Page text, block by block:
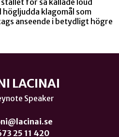
för så kallade loud
klagomål som
anseende i betydligt högre
LACINAI
Speaker
25 11 420